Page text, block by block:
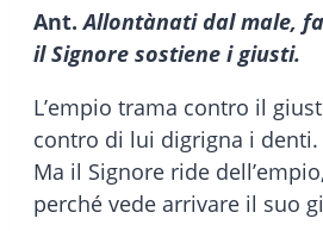
Ant.Allontànati dal male,
il Signore sostiene i giusti.
L’empio trama contro il
contro di lui digrigna i denti.
Ma il Signore ride
perché vede arrivare il suo